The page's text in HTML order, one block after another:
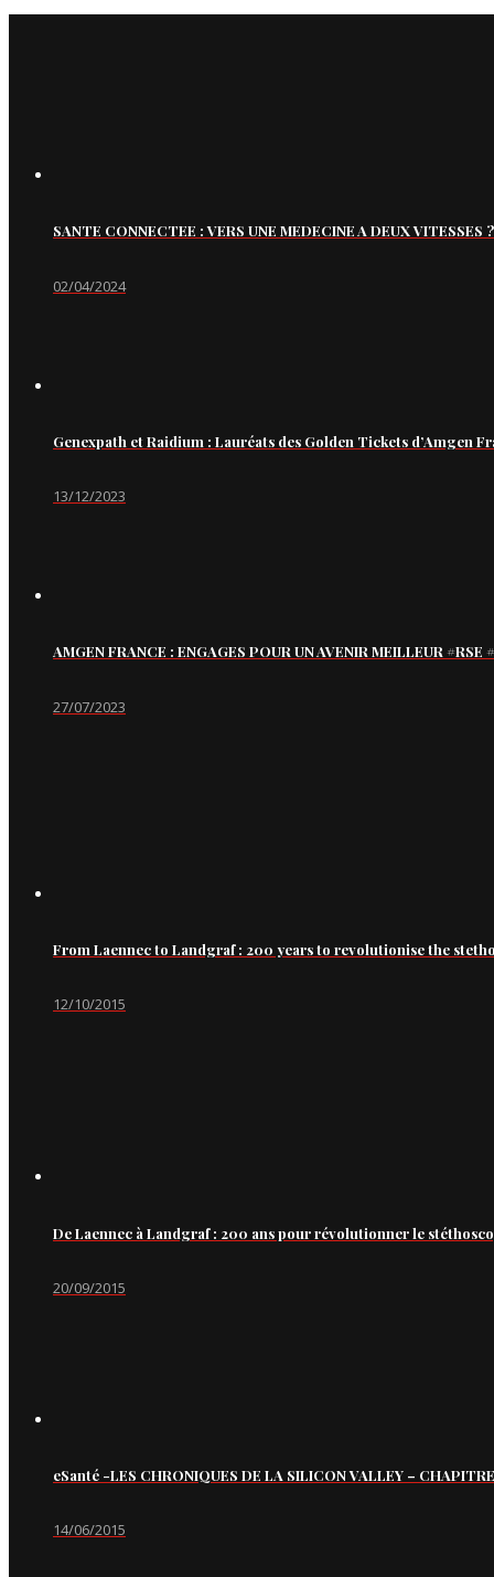
SANTE CONNECTEE : VERS UNE MEDECINE A DEUX VITESSES ?
02/04/2024
Genexpath et Raidium : Lauréats des Golden Tickets d’Amgen
13/12/2023
AMGEN FRANCE : ENGAGES POUR UN AVENIR MEILLEUR
27/07/2023
From Laennec to Landgraf : 200 years to revolutionise the
12/10/2015
De Laennec à Landgraf : 200 ans pour révolutionner le
20/09/2015
eSanté -LES CHRONIQUES DE LA SILICON VALLEY –
14/06/2015